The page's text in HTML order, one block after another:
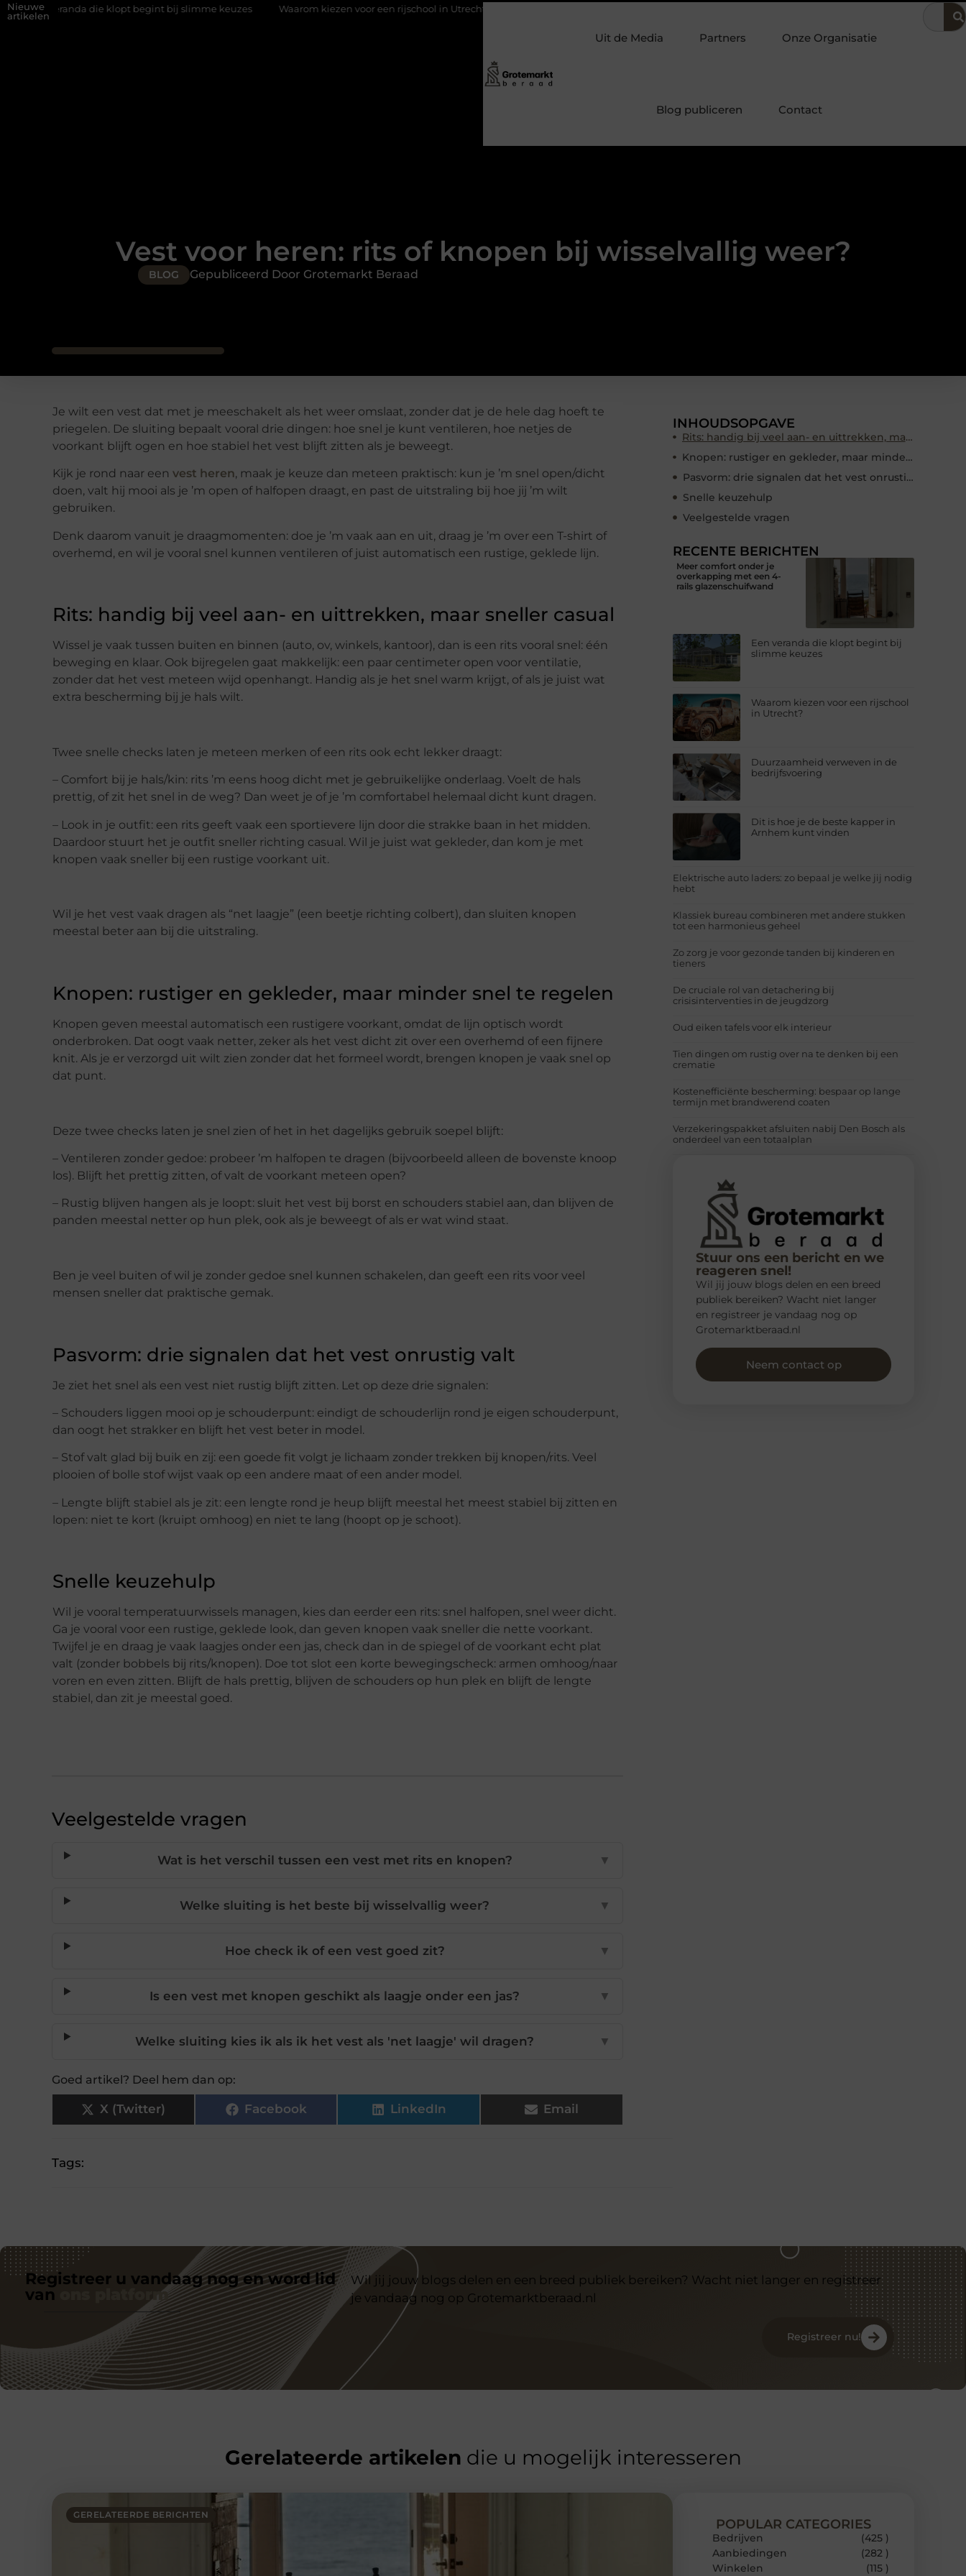
Nieuwe
artikelen
die klopt begint bij slimme keuzes Waarom kiezen voor een rijschool in Utrecht? Duurzaamheid verweven in de bedrijfsvoering
Uit de Media Partners Onze Organisatie
Blog publiceren Contact
Vest voor heren: rits of knopen bij wisselvallig weer?
BLOG Gepubliceerd Door Grotemarkt Beraad
Je wilt een vest dat met je meeschakelt als het weer omslaat, zonder dat je de hele dag hoeft te
priegelen. De sluiting bepaalt vooral drie dingen: hoe snel je kunt ventileren, hoe netjes de
voorkant blijft ogen en hoe stabiel het vest blijft zitten als je beweegt.
Kijk je rond naar een vest heren, maak je keuze dan meteen praktisch: kun je ’m snel open/dicht
doen, valt hij mooi als je ’m open of halfopen draagt, en past de uitstraling bij hoe jij ’m wilt
gebruiken.
Denk daarom vanuit je draagmomenten: doe je ’m vaak aan en uit, draag je ’m over een T-shirt of
overhemd, en wil je vooral snel kunnen ventileren of juist automatisch een rustige, geklede lijn.
Rits: handig bij veel aan- en uittrekken, maar sneller casual
Wissel je vaak tussen buiten en binnen (auto, ov, winkels, kantoor), dan is een rits vooral snel: één
beweging en klaar. Ook bijregelen gaat makkelijk: een paar centimeter open voor ventilatie,
zonder dat het vest meteen wijd openhangt. Handig als je het snel warm krijgt, of als je juist wat
extra bescherming bij je hals wilt.
Twee snelle checks laten je meteen merken of een rits ook echt lekker draagt:
– Comfort bij je hals/kin: rits ’m eens hoog dicht met je gebruikelijke onderlaag. Voelt de hals
prettig, of zit het snel in de weg? Dan weet je of je ’m comfortabel helemaal dicht kunt dragen.
– Look in je outfit: een rits geeft vaak een sportievere lijn door die strakke baan in het midden.
Daardoor stuurt het je outfit sneller richting casual. Wil je juist wat gekleder, dan kom je met
knopen vaak sneller bij een rustige voorkant uit.
Wil je het vest vaak dragen als “net laagje” (een beetje richting colbert), dan sluiten knopen
meestal beter aan bij die uitstraling.
Knopen: rustiger en gekleder, maar minder snel te regelen
Knopen geven meestal automatisch een rustigere voorkant, omdat de lijn optisch wordt
onderbroken. Dat oogt vaak netter, zeker als het vest dicht zit over een overhemd of een fijnere
knit. Als je er verzorgd uit wilt zien zonder dat het formeel wordt, brengen knopen je vaak snel op
dat punt.
Deze twee checks laten je snel zien of het in het dagelijks gebruik soepel blijft:
– Ventileren zonder gedoe: probeer ’m halfopen te dragen (bijvoorbeeld alleen de bovenste knoop
los). Blijft het prettig zitten, of valt de voorkant meteen open?
– Rustig blijven hangen als je loopt: sluit het vest bij borst en schouders stabiel aan, dan blijven de
panden meestal netter op hun plek, ook als je beweegt of als er wat wind staat.
Ben je veel buiten of wil je zonder gedoe snel kunnen schakelen, dan geeft een rits voor veel
mensen sneller dat praktische gemak.
Pasvorm: drie signalen dat het vest onrustig valt
Je ziet het snel als een vest niet rustig blijft zitten. Let op deze drie signalen:
– Schouders liggen mooi op je schouderpunt: eindigt de schouderlijn rond je eigen schouderpunt,
dan oogt het strakker en blijft het vest beter in model.
– Stof valt glad bij buik en zij: een goede fit volgt je lichaam zonder trekken bij knopen/rits. Veel
plooien of bolle stof wijst vaak op een andere maat of een ander model.
– Lengte blijft stabiel als je zit: een lengte rond je heup blijft meestal het meest stabiel bij zitten en
lopen: niet te kort (kruipt omhoog) en niet te lang (hoopt op je schoot).
Snelle keuzehulp
Wil je vooral temperatuurwissels managen, kies dan eerder een rits: snel halfopen, snel weer dicht.
Ga je vooral voor een rustige, geklede look, dan geven knopen vaak sneller die nette voorkant.
Twijfel je en draag je vaak laagjes onder een jas, check dan in de spiegel of de voorkant echt plat
valt (zonder bobbels bij rits/knopen). Doe tot slot een korte bewegingscheck: armen omhoog/naar
voren en even zitten. Blijft de hals prettig, blijven de schouders op hun plek en blijft de lengte
stabiel, dan zit je meestal goed.
Veelgestelde vragen
Wat is het verschil tussen een vest met rits en knopen? ▼
Welke sluiting is het beste bij wisselvallig weer? ▼
Hoe check ik of een vest goed zit? ▼
Is een vest met knopen geschikt als laagje onder een jas? ▼
Welke sluiting kies ik als ik het vest als 'net laagje' wil dragen? ▼
Goed artikel? Deel hem dan op:
X (Twitter) Facebook LinkedIn Email
Tags:
INHOUDSOPGAVE
Rits: handig bij veel aan- en uittrekken, maar sneller casual
Knopen: rustiger en gekleder, maar minder snel te regelen
Pasvorm: drie signalen dat het vest onrustig valt
Snelle keuzehulp
Veelgestelde vragen
RECENTE BERICHTEN
Meer comfort onder je
overkapping met een 4-
rails glazenschuifwand
Een veranda die klopt begint bij
slimme keuzes
Waarom kiezen voor een rijschool
in Utrecht?
Duurzaamheid verweven in de
bedrijfsvoering
Dit is hoe je de beste kapper in
Arnhem kunt vinden
Elektrische auto laders: zo bepaal je welke jij nodig
hebt
Klassiek bureau combineren met andere stukken
tot een harmonieus geheel
Zo zorg je voor gezonde tanden bij kinderen en
tieners
De cruciale rol van detachering bij
crisisinterventies in de jeugdzorg
Oud eiken tafels voor elk interieur
Tien dingen om rustig over na te denken bij een
crematie
Kostenefficiënte bescherming: bespaar op lange
termijn met brandwerend coaten
Verzekeringspakket afsluiten nabij Den Bosch als
onderdeel van een totaalplan
Stuur ons een bericht en we
reageren snel!
Wil jij jouw blogs delen en een breed
publiek bereiken? Wacht niet langer
en registreer je vandaag nog op
Grotemarktberaad.nl
Neem contact op
Registreer u vandaag nog en word lid
van
ons platform
Wil jij jouw blogs delen en een breed publiek bereiken? Wacht niet langer en registreer
je vandaag nog op Grotemarktberaad.nl
Registreer nu!
Gerelateerde artikelen die u mogelijk interesseren
GERELATEERDE BERICHTEN
POPULAR CATEGORIES
Bedrijven
(425 )
Aanbiedingen
(282 )
Winkelen
(115 )